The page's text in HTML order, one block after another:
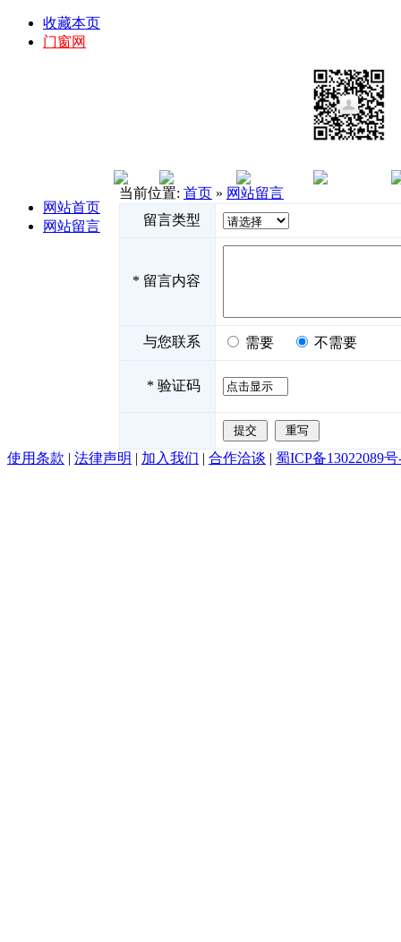
收藏本页
门窗网
网站首页
网站留言
当前位置: 首页 » 网站留言
留言类型
* 留言内容
与您联系 需要 不需要
* 验证码
使用条款 | 法律声明 | 加入我们 | 合作洽谈 | 蜀ICP备13022089号